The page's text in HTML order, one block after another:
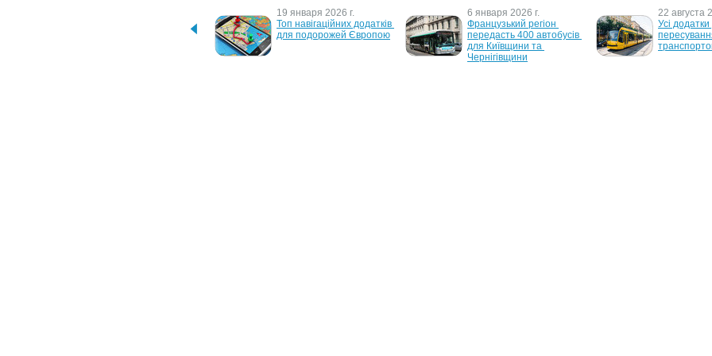
У Празі запустили серію
19 января 2026 г.
Топ навігаційних додатків
для подорожей Європою
6 января 2026 г.
Французький регіон
передасть 400 автобусів
для Київщини та
Чернігівщини
22 августа
Усі